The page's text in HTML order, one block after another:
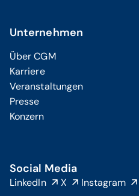
Unternehmen
Über CGM
Karriere
Veranstaltungen
Presse
Konzern
Social Media
LinkedIn X Instagram